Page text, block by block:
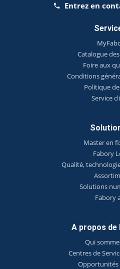
Entrez en
Catalogue
Foire aux
Conditions
Politique
Service
Master en
Fabory
Qualité,
Solutions
Fabory
A propos de
Qui
Centres de